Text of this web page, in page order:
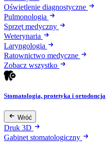
Oświetlenie diagnostyczne
Pulmonologia
Sprzęt medyczny
Weterynaria
Laryngologia
Ratownictwo medyczne
Zobacz wszystko
Stomatologia, protetyka i ortodoncja
Wróć
Druk 3D
Gabinet stomatologiczny